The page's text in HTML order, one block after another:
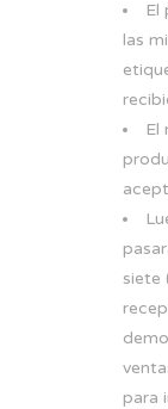
El
las
El
siete
para